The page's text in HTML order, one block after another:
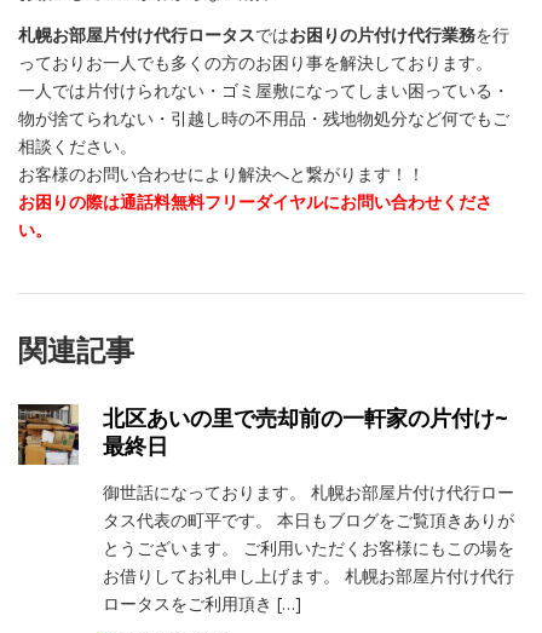
札幌お部屋片付け代行ロータスではお困りの片付け代行業務を行
っておりお一人でも多くの方のお困り事を解決しております。
一人では片付けられない・ゴミ屋敷になってしまい困っている・
物が捨てられない・引越し時の不用品・残地物処分など何でもご
相談ください。
お客様のお問い合わせにより解決へと繋がります！！
お困りの際は通話料無料フリーダイヤルにお問い合わせくださ
い。
関連記事
北区あいの里で売却前の一軒家の片付け~
最終日
御世話になっております。 札幌お部屋片付け代行ロー
タス代表の町平です。 本日もブログをご覧頂きありが
とうございます。 ご利用いただくお客様にもこの場を
お借りしてお礼申し上げます。 札幌お部屋片付け代行
ロータスをご利用頂き […]